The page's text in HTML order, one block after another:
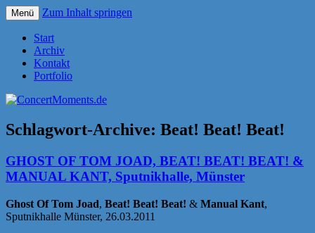
ConcertMoments.de
Menü Zum Inhalt springen
Start
Archiv
Kontakt
Portfolio
Schlagwort-Archive: Beat! Beat! Beat!
GHOST OF TOM JOAD, BEAT! BEAT! BEAT! &
MANUAL KANT, Sputnikhalle, Münster
Ghost Of Tom Joad, Beat! Beat! Beat! & Manual Kant,
Sputnikhalle Münster, 26.03.2011